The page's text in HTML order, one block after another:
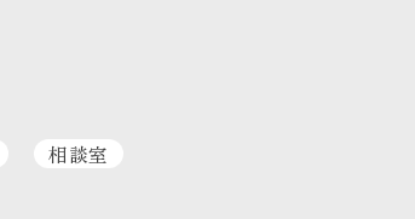
相談室